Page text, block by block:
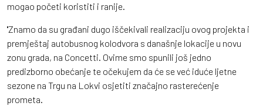
mogao početi koristiti i ranije.
''Znamo da su građani dugo iščekivali realizaciju ovog projekta i
premještaj autobusnog kolodvora s današnje lokacije u novu
zonu grada, na Concetti. Ovime smo spunili još jedno
predizborno obećanje te očekujem da će se već iduće ljetne
sezone na Trgu na Lokvi osjetiti značajno rasterećenje
prometa.